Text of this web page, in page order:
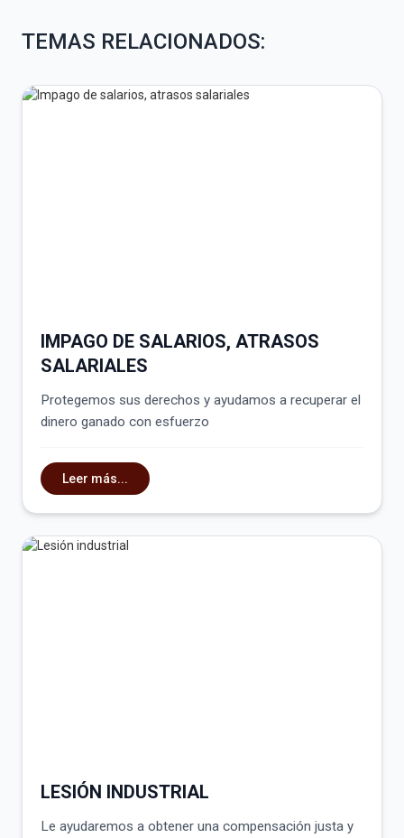
TEMAS RELACIONADOS:
IMPAGO DE SALARIOS, ATRASOS
SALARIALES
Protegemos sus derechos y ayudamos a recuperar el
dinero ganado con esfuerzo
Leer más...
LESIÓN INDUSTRIAL
Le ayudaremos a obtener una compensación justa y